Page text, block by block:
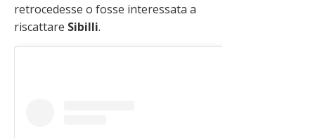
retrocedesse o fosse interessata a
riscattare Sibilli.